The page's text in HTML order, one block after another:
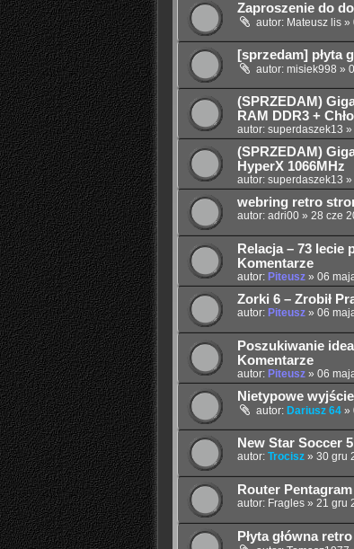
Zaproszenie do
autor: Mateusz lis »
[sprzedam] płyta
autor: misiek998 »
(SPRZEDAM)
RAM DDR3 +
autor: superdaszek13 »
(SPRZEDAM)
HyperX 1066MHz
autor: superdaszek13 »
webring retro
autor: adri00 » 28 cze
Relacja – 73 lecie
Komentarze
autor: Piteusz » 06
Zorki 6 – Zrobił
autor: Piteusz » 06
Poszukiwanie
Komentarze
autor: Piteusz » 06
Nietypowe
autor: Dariusz 64 »
New Star Soccer
autor: Trocisz » 30 gru
Router
autor: Fragles » 21 gru
Płyta główna retro